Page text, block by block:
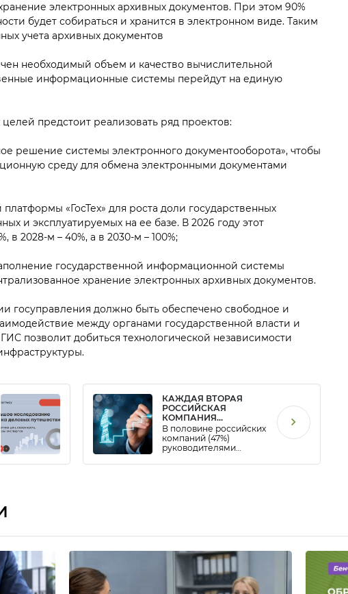
электронных архивных документов. При этом 90%
будет собираться и хранится в электронном виде. Таким
учета архивных документов
необходимый объем и качество вычислительной
информационные системы перейдут на единую
предстоит реализовать ряд проектов:
решение системы электронного документооборота», чтобы
среду для обмена электронными документами
«ГосТех» для роста доли государственных
и эксплуатируемых на ее базе. В 2026 году этот
в 2028-м – 40%, а в 2030-м – 100%;
государственной информационной системы
хранение электронных архивных документов.
госуправления должно быть обеспечено свободное и
между органами государственной власти и
позволит добиться технологической независимости
КАЖДАЯ ВТОРАЯ
РОССИЙСКАЯ
КОМПАНИЯ
ПРЕДПОЧИТАЕТ
«ВЫРАЩИВАТЬ», А НЕ
НАНИМАТЬ
РУКОВОДИТЕЛЕЙ
В половине российских
компаний (47%)
руководителями
продуктивные